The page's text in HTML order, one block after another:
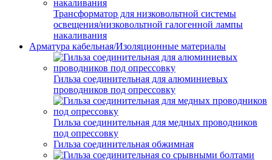
Трансформатор для низковольтной системы
освещения/низковольтной галогенной лампы
накаливания
Арматура кабельная/Изоляционные материалы
Гильза соединительная для алюминиевых
проводников под опрессовку
Гильза соединительная для медных проводников
под опрессовку
Гильза соединительная обжимная